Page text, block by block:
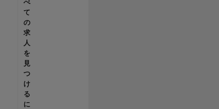
べ
て
の
求
人
を
見
つ
け
る
に